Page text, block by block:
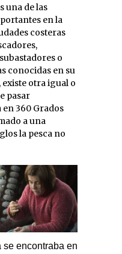
en la
costeras
o
conocidas en su
otra igual o
pasar
en 360 Grados
a una
la pesca no
se encontraba en